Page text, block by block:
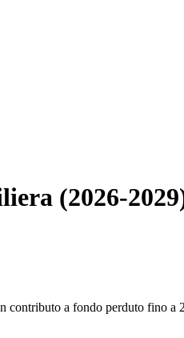
(2026-
a fondo perduto fino a